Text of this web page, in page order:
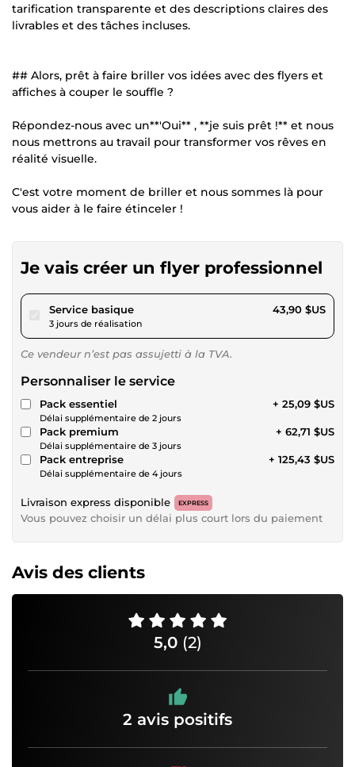
tarification transparente et des descriptions claires des
livrables et des tâches incluses.
## Alors, prêt à faire briller vos idées avec des flyers et
affiches à couper le souffle ?
Répondez-nous avec un**'Oui** , **je suis prêt !** et nous
nous mettrons au travail pour transformer vos rêves en
réalité visuelle.
C'est votre moment de briller et nous sommes là pour
vous aider à le faire étinceler !
Je vais créer un flyer professionnel
Service basiquepour 40,46 $US
3 jours de réalisation
43,90 $US
Ce vendeur n’est pas assujetti à la TVA.
Personnaliser le service
Pack essentiel
Délai supplémentaire de 2 jours
+ 25,09 $US
Pack premium
Délai supplémentaire de 3 jours
+ 62,71 $US
Pack entreprise
Délai supplémentaire de 4 jours
+ 125,43 $US
Livraison express disponible EXPRESS
Vous pouvez choisir un délai plus court lors du paiement
Avis des clients
5,0 (2)
2 avis positifs